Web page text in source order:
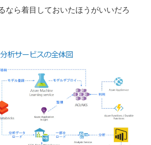
なら着目しておいたほうがいいだろ